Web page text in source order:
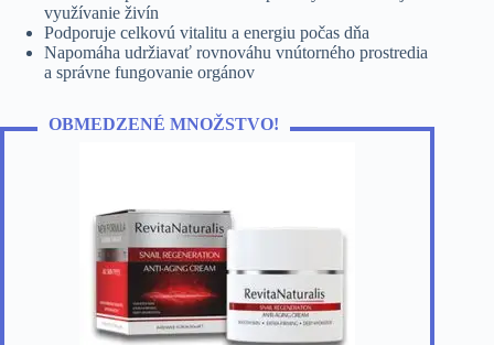
využívanie živín
Podporuje celkovú vitalitu a energiu počas dňa
Napomáha udržiavať rovnováhu vnútorného prostredia
a správne fungovanie orgánov
OBMEDZENÉ MNOŽSTVO!